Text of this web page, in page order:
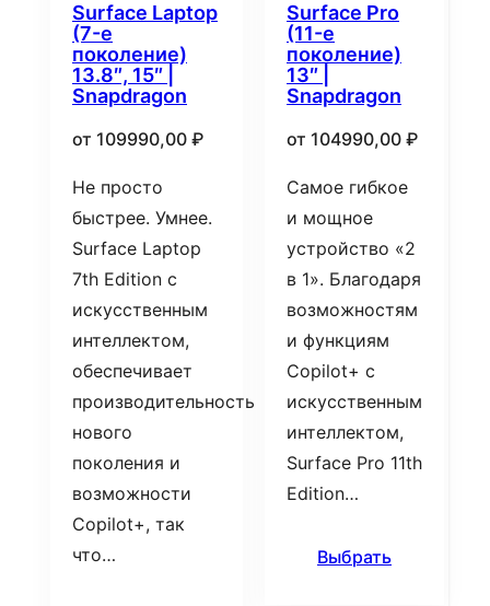
Surface Laptop
(7-е
поколение)
13.8″, 15″ |
Snapdragon
от 109990,00 ₽
Не просто
быстрее. Умнее.
Surface Laptop
7th Edition с
искусственным
интеллектом,
обеспечивает
производительность
нового
поколения и
возможности
Copilot+, так
что…
Surface Pro
(11-е
поколение)
13″ |
Snapdragon
от 104990,00 ₽
Самое гибкое
и мощное
устройство «2
в 1». Благодаря
возможностям
и функциям
Copilot+ с
искусственным
интеллектом,
Surface Pro 11th
Edition…
Выбрать